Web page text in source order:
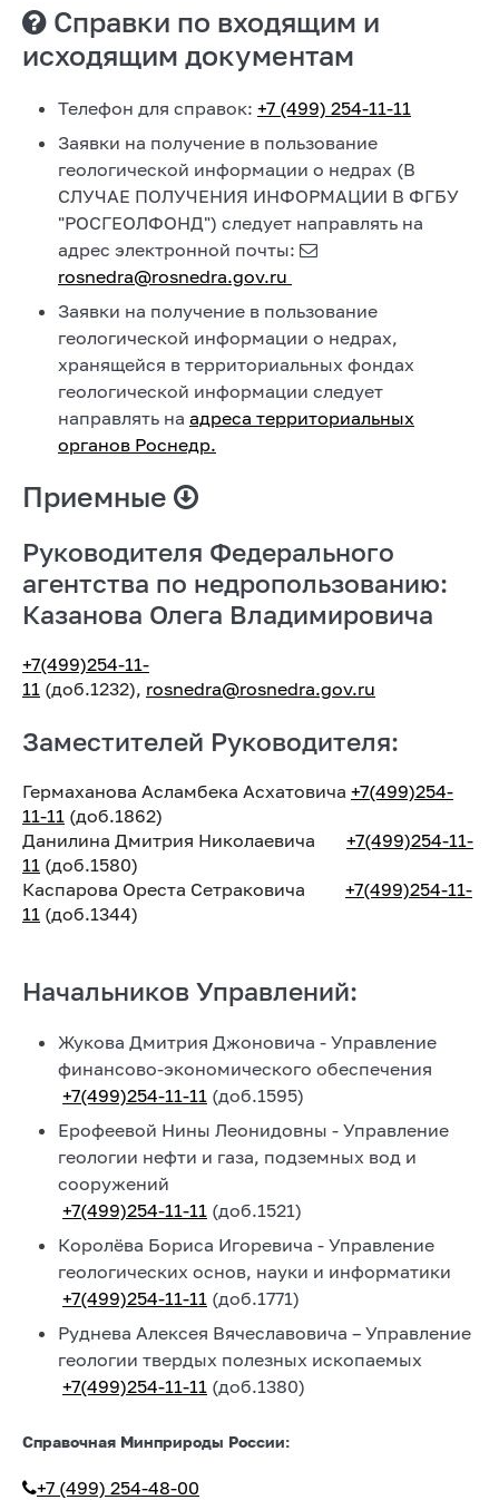
Справки по входящим и
исходящим документам
Телефон для справок: +7 (499) 254-11-11
Заявки на получение в пользование
геологической информации о недрах (В
СЛУЧАЕ ПОЛУЧЕНИЯ ИНФОРМАЦИИ В ФГБУ
"РОСГЕОЛФОНД") следует направлять на
адрес электронной почты:
rosnedra@rosnedra.gov.ru
Заявки на получение в пользование
геологической информации о недрах,
хранящейся в территориальных фондах
геологической информации следует
направлять на адреса территориальных
органов Роснедр.
Приемные
Руководителя Федерального
агентства по недропользованию:
Казанова Олега Владимировича
+7(499)254-11-
11 (доб.1232), rosnedra@rosnedra.gov.ru
Заместителей Руководителя:
Гермаханова Асламбека Асхатовича +7(499)254-
11-11 (доб.1862)
Данилина Дмитрия Николаевича +7(499)254-11-
11 (доб.1580)
Каспарова Ореста Сетраковича +7(499)254-11-
11 (доб.1344)
Начальников Управлений:
Жукова Дмитрия Джоновича - Управление
финансово-экономического обеспечения
+7(499)254-11-11 (доб.1595)
Ерофеевой Нины Леонидовны - Управление
геологии нефти и газа, подземных вод и
сооружений
+7(499)254-11-11 (доб.1521)
Королёва Бориса Игоревича - Управление
геологических основ, науки и информатики
+7(499)254-11-11 (доб.1771)
Руднева Алексея Вячеславовича – Управление
геологии твердых полезных ископаемых
+7(499)254-11-11 (доб.1380)
Справочная Минприроды России:
+7 (499) 254-48-00